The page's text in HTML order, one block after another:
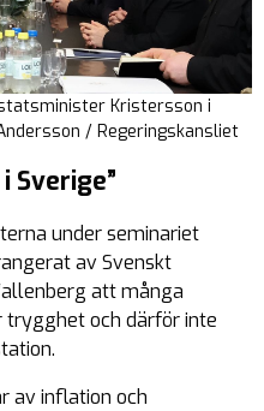
Kristersson i
/ Regeringskansliet
Sverige”
under seminariet
av Svenskt
att många
och därför inte
av inflation och